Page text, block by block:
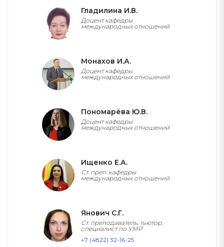
Гладилина И.В.
Доцент кафедры
международных отношений
Монахов И.А.
Доцент кафедры
международных отношений
Пономарёва Ю.В.
Доцент кафедры
международных отношений
Ищенко Е.А.
Ст. преп. кафедры
международных отношений
Янович С.Г.
Ст. преподаватель, тьютор,
специалист по УМР
+7 (4822) 32-16-25